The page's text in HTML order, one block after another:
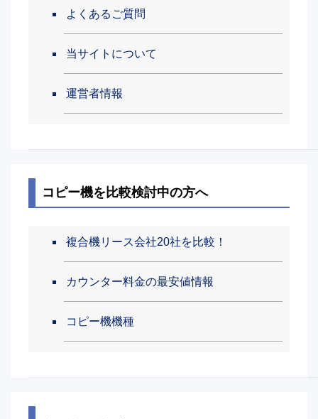
よくあるご質問
当サイトについて
運営者情報
コピー機を比較検討中の方へ
複合機リース会社20社を比較！
カウンター料金の最安値情報
コピー機機種